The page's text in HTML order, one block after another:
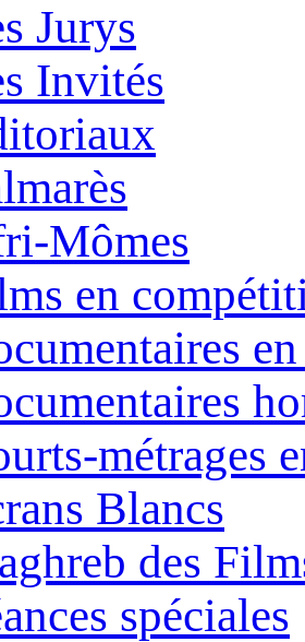
Jurys
Invités
Mômes
en
métrages
Blancs
des
spéciales